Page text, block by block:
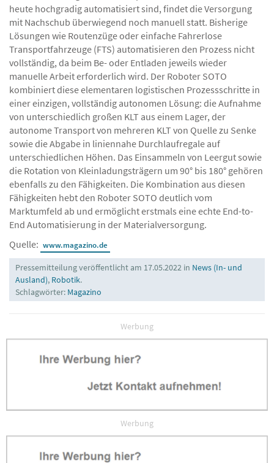
heute hochgradig automatisiert sind, findet die Versorgung
mit Nachschub überwiegend noch manuell statt. Bisherige
Lösungen wie Routenzüge oder einfache Fahrerlose
Transportfahrzeuge (FTS) automatisieren den Prozess nicht
vollständig, da beim Be- oder Entladen jeweils wieder
manuelle Arbeit erforderlich wird. Der Roboter SOTO
kombiniert diese elementaren logistischen Prozessschritte in
einer einzigen, vollständig autonomen Lösung: die Aufnahme
von unterschiedlich großen KLT aus einem Lager, der
autonome Transport von mehreren KLT von Quelle zu Senke
sowie die Abgabe in liniennahe Durchlaufregale auf
unterschiedlichen Höhen. Das Einsammeln von Leergut sowie
die Rotation von Kleinladungsträgern um 90° bis 180° gehören
ebenfalls zu den Fähigkeiten. Die Kombination aus diesen
Fähigkeiten hebt den Roboter SOTO deutlich vom
Marktumfeld ab und ermöglicht erstmals eine echte End-to-
End Automatisierung in der Materialversorgung.
Quelle: www.magazino.de
Pressemitteilung veröffentlicht am 17.05.2022 in News (In- und
Ausland), Robotik.
Schlagwörter: Magazino
Werbung
Werbung